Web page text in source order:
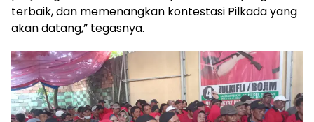
terbaik, dan memenangkan kontestasi Pilkada yang
akan datang,” tegasnya.